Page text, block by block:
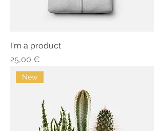
I'm a product
Τιμή
25,00 €
New